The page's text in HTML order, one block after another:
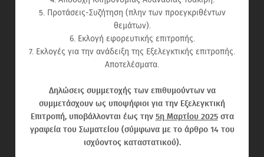
5. Προτάσεις-Συζήτηση (πλην των προεγκριθέντων
θεμάτων).
6. Εκλογή εφορευτικής επιτροπής.
7. Εκλογές για την ανάδειξη της Εξελεγκτικής επιτροπής.
Αποτελέσματα.
Δηλώσεις συμμετοχής των επιθυμούντων να
συμμετάσχουν ως υποψήφιοι για την Εξελεγκτική
Επιτροπή, υποβάλλονται έως την5η Μαρτίου 2025στα
γραφεία του Σωματείου (σύμφωνα με το άρθρο 14 του
ισχύοντος καταστατικού).